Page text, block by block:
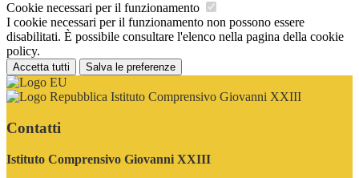
Cookie necessari per il funzionamento
I cookie necessari per il funzionamento non possono essere
disabilitati. È possibile consultare l'elenco nella pagina della cookie
policy.
Accetta tutti Salva le preferenze
Istituto Comprensivo Giovanni XXIII
Contatti
Istituto Comprensivo Giovanni XXIII